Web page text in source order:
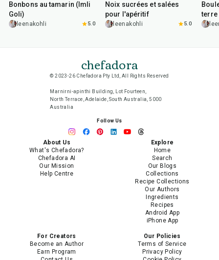
Bonbons au tamarin (Imli
Goli)
leenakohli 5.0
Noix sucrées et salées
pour l'apéritif
leenakohli 5.0
terre
chefadora
© 2023-26 Chefadora Pty Ltd, All Rights Reserved
Marnirni-apinthi Building, Lot Fourteen,
North Terrace, Adelaide, South Australia, 5000
Australia
Follow Us
About Us
What's Chefadora?
Chefadora AI
Our Mission
Help Centre
Explore
Home
Search
Our Blogs
Collections
Recipe Collections
Our Authors
Ingredients
Recipes
Android App
iPhone App
For Creators
Become an Author
Earn Program
Our Policies
Terms of Service
Privacy Policy